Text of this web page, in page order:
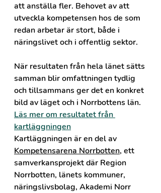
att anställa fler. Behovet av att
utveckla kompetensen hos de som
redan arbetar är stort, både i
näringslivet och i offentlig sektor.
När resultaten från hela länet sätts
samman blir omfattningen tydlig
och tillsammans ger det en konkret
bild av läget och i Norrbottens län.
Läs mer om resultatet från
kartläggningen
Kartläggningen är en del av
Kompetensarena Norrbotten, ett
samverkansprojekt där Region
Norrbotten, länets kommuner,
näringslivsbolag, Akademi Norr